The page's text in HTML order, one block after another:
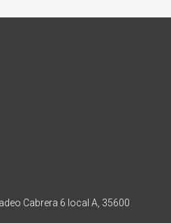
Cabrera 6 local A, 35600